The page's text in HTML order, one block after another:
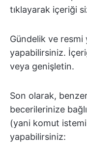
tıklayarak içeriği
Gündelik ve resmi
yapabilirsiniz.
veya genişletin.
Son olarak,
becerilerinize
(yani komut
yapabilirsiniz: